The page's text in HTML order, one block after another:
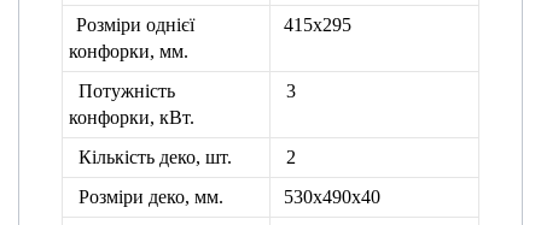
Розміри однієї
конфорки, мм.
415х295
Потужність
конфорки, кВт.
3
Кількість деко, шт.
2
Розміри деко, мм.
530х490х40